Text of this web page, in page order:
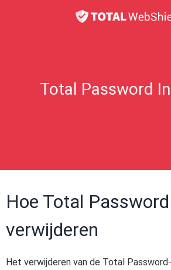
Total Password
Hoe Total
verwijderen
Het verwijderen van de Total